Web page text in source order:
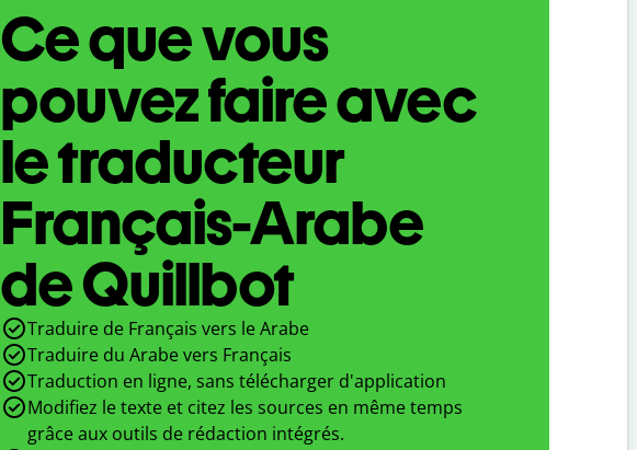
Ce que vous
pouvez faire avec
le traducteur
Français-Arabe
de Quillbot
Traduire de Français vers le Arabe
Traduire du Arabe vers Français
Traduction en ligne, sans télécharger d'application
Modifiez le texte et citez les sources en même temps
grâce aux outils de rédaction intégrés.